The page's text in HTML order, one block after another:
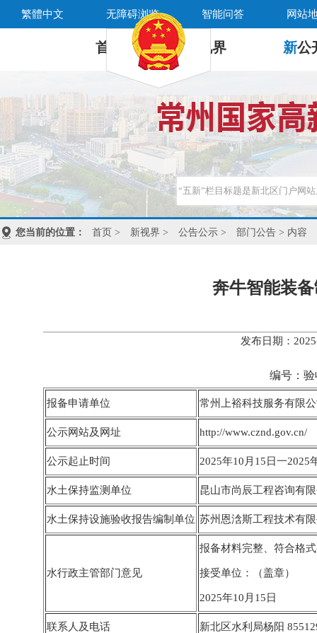
繁體中文 无障碍浏览 智能问答 网站
首 页 新 视界 新公
您当前的位置： 首页 > 新视界 > 公告公示 > 部门公告 > 内容
奔牛智能装
发布日期：
编号：验收回执〔
报备申请单位 常州上裕科技服务有限
公示网站及网址 http://www.cznd.gov.cn/
公示起止时间 2025年10月15日一2025
水土保持监测单位 昆山市尚辰工程咨询有
水土保持设施验收报告编制单位 苏州恩浛斯工程技术有
水行政主管部门意见
报备材料完整、符合格
接受单位：（盖章）
2025年10月15日
联系人及电话 新北区水利局杨阳